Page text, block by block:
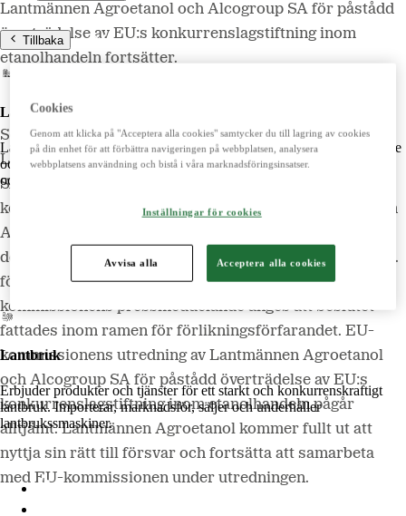
Tillbaka
Lantmännen
Lantmännen är ett lantbrukskooperativ och ägs av svenska lantbrukare
och är norra Europas ledande aktör inom lantbruk, maskin, bioenergi
och livsmedel.
Lantmännen
Lantmännen Finans
Lantmännen Fastigheter
Lantbruk
Erbjuder produkter och tjänster för ett starkt och konkurrenskraftigt
lantbruk. Importerar, marknadsför, säljer och underhåller
lantbrukssmaskiner.
Lantmännen Lantbruk
Lantmännen Agroetanol och Alcogroup SA för påstådd
överträdelse av EU:s konkurrenslagstiftning inom
etanolhandeln fortsätter.
Sedan oktober 2014 har EU-kommissionen utrett
Lantmännen Agroetanol, Abengoa S.A och Alcogroup
SA för påstådd överträdelse av EU:s
konkurrenslagstiftning inom etanolhandel. Lantmännen
Agroetanol noterar att EU-kommissionen den 10
december 2021 meddelade att den bötfällt Abengoa S.A.
för att ha brutit mot EU:s konkurrensregler. I EU-
kommissionens pressmeddelande anges att beslutet
fattades inom ramen för förlikningsförfarandet. EU-
kommissionens utredning av Lantmännen Agroetanol
och Alcogroup SA för påstådd överträdelse av EU:s
konkurrenslagstiftning inom etanolhandeln pågår
alltjämt. Lantmännen Agroetanol kommer fullt ut att
nyttja sin rätt till försvar och fortsätta att samarbeta
med EU-kommissionen under utredningen.
Cookies
Genom att klicka på "Acceptera alla cookies" samtycker du till lagring av cookies
på din enhet för att förbättra navigeringen på webbplatsen, analysera
webbplatsens användning och bistå i våra marknadsföringsinsatser.
Inställningar för cookies
Avvisa alla Acceptera alla cookies